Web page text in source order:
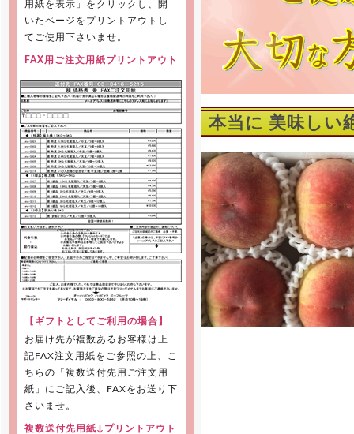
本当に 美味しい
用紙を表示」をクリックし、開
いたページをプリントアウトし
てご使用下さいませ。
FAX用ご注文用紙プリントアウト
【ギフトとしてご利用の場合】
お届け先が複数あるお客様は上
記FAX注文用紙をご参照の上、こ
ちらの「複数送付先用ご注文用
紙」にご記入後、FAXをお送り下
さいませ。
複数送付先用紙↓プリントアウト